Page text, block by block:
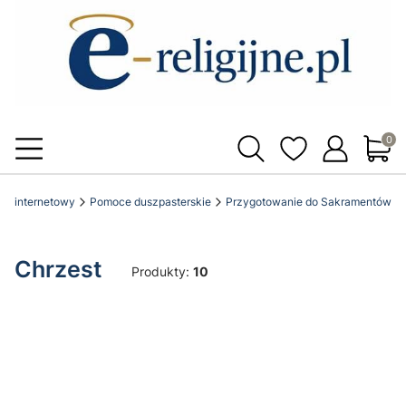
internetowy Pomoce duszpasterskie Przygotowanie do Sakramentów
Chrzest Produkty: 10